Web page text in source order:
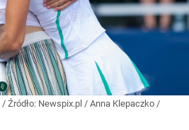
/ Źródło: Newspix.pl / Anna Klepaczko /